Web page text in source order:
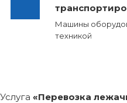
Машины
техникой
Услуга «Перевозка